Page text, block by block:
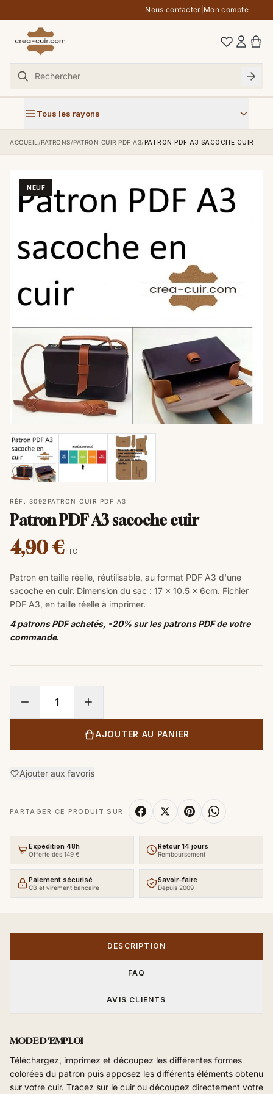
Nous contacter Mon compte
Tous les rayons
ACCUEIL /PATRONS/PATRON CUIR PDF A3/PATRON PDF A3 SACOCHE CUIR
NEUF
RÉF. 3092 PATRON CUIR PDF A3
Patron PDF A3 sacoche cuir
4,90 €TTC
Patron en taille réelle, réutilisable, au format PDF A3 d'une
sacoche en cuir. Dimension du sac : 17 x 10.5 x 6cm. Fichier
PDF A3, en taille réelle à imprimer.
4 patrons PDF achetés, -20% sur les patrons PDF de votre
commande.
AJOUTER AU PANIER
Ajouter aux favoris
PARTAGER CE PRODUIT SUR :
Expédition 48h
Offerte dès 149 €
Retour 14 jours
Remboursement
Paiement sécurisé
CB et virement bancaire
Savoir-faire
Depuis 2009
DESCRIPTION
FAQ
AVIS CLIENTS
MODE D'EMPLOI
Téléchargez, imprimez et découpez les différentes formes
colorées du patron puis apposez les différents éléments obtenu
sur votre cuir. Tracez sur le cuir ou découpez directement votre